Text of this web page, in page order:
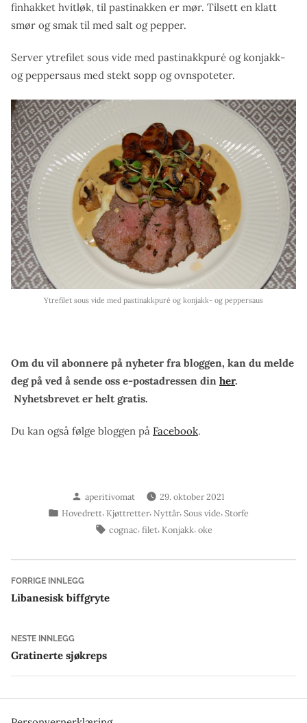
finhakket hvitløk, til pastinakken er mør. Tilsett en klatt
smør og smak til med salt og pepper.
Server ytrefilet sous vide med pastinakkpuré og konjakk-
og peppersaus med stekt sopp og ovnspoteter.
Ytrefilet sous vide med pastinakkpuré og konjakk- og peppersaus
Om du vil abonnere på nyheter fra bloggen, kan du melde
deg på ved å sende oss e-postadressen din her.
Nyhetsbrevet er helt gratis.
Du kan også følge bloggen på Facebook.
Skrevet
av
aperitivomat
29. oktober 2021
Publisert
Hovedrett, Kjøttretter, Nyttår, Sous vide, Storfe
Stikkord:
cognac, filet, Konjakk, oke
Innleggsnavigasjon
FORRIGE INNLEGGForrige
innlegg:
Libanesisk biffgryte
NESTE INNLEGGNeste
innlegg:
Gratinerte sjøkreps